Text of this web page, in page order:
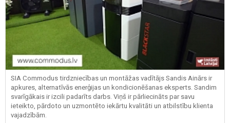
SIA Commodus tirdzniecības un montāžas vadītājs Sandis Ainārs ir
apkures, alternatīvās enerģijas un kondicionēšanas eksperts. Sandim
svarīgākais ir izcili padarīts darbs. Viņš ir pārliecināts par savu
ieteikto, pārdoto un uzmontēto iekārtu kvalitāti un atbilstību klienta
vajadzībām.